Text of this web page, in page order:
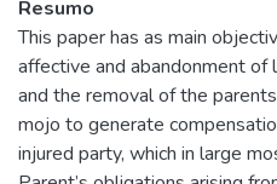
Resumo
This paper has as main
affective and abandonment of
and the removal of the
mojo to generate
injured party, which in large